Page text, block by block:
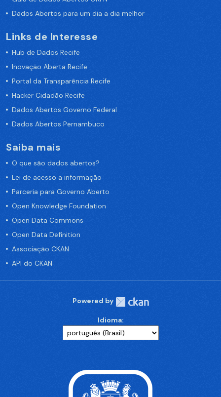
Dados Abertos para um dia a dia melhor
Links de Interesse
Hub de Dados Recife
Inovação Aberta Recife
Portal da Transparência Recife
Hacker Cidadão Recife
Dados Abertos Governo Federal
Dados Abertos Pernambuco
Saiba mais
O que são dados abertos?
Lei de acesso a informação
Parceria para Governo Aberto
Open Knowledge Foundation
Open Data Commons
Open Data Definition
Associação CKAN
API do CKAN
Powered by
Idioma